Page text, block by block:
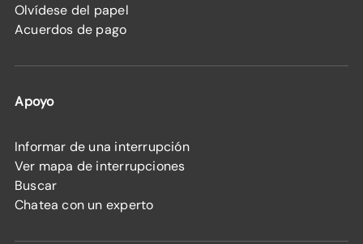
Olvídese del papel
Acuerdos de pago
Apoyo
Informar de una interrupción
Ver mapa de interrupciones
Buscar
Chatea con un experto